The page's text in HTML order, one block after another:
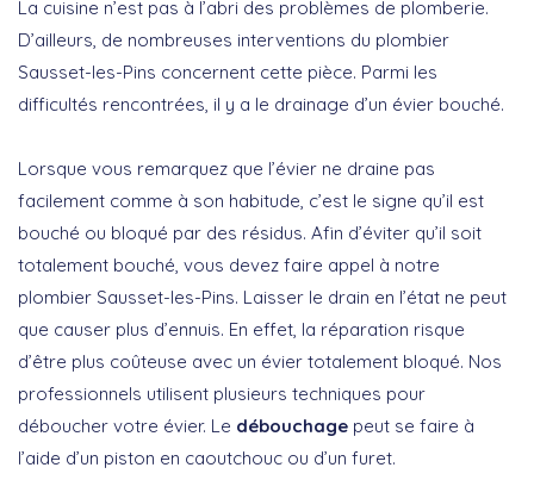
La cuisine n’est pas à l’abri des problèmes de plomberie.
D’ailleurs, de nombreuses interventions du plombier
Sausset-les-Pins concernent cette pièce. Parmi les
difficultés rencontrées, il y a le drainage d’un évier bouché.
Lorsque vous remarquez que l’évier ne draine pas
facilement comme à son habitude, c’est le signe qu’il est
bouché ou bloqué par des résidus. Afin d’éviter qu’il soit
totalement bouché, vous devez faire appel à notre
plombier Sausset-les-Pins. Laisser le drain en l’état ne peut
que causer plus d’ennuis. En effet, la réparation risque
d’être plus coûteuse avec un évier totalement bloqué. Nos
professionnels utilisent plusieurs techniques pour
déboucher votre évier. Le débouchage peut se faire à
l’aide d’un piston en caoutchouc ou d’un furet.